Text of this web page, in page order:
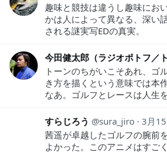
趣味と競技は違うし趣味にお
かは人によって異なる、深い
される謎実写EDの真実。
トーンのちがいこそあれ、ゴ
き方を描くという意味では本
なあ。ゴルフとレースは人生
すらじろう sura_jiro 3月
茜遥が卓越したゴルフの腕前
よかった。このアニメはすご